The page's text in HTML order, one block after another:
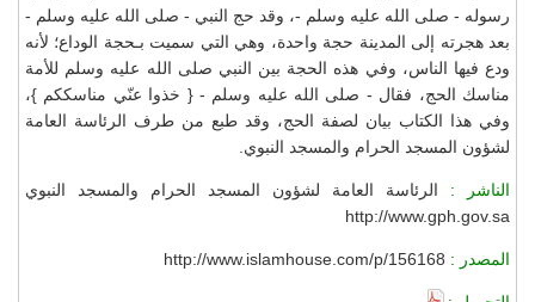
رسوله - صلى الله عليه وسلم -، وقد حج النبي - صلى الله عليه وسلم -
بعد هجرته إلى المدينة حجة واحدة، وهي التي سميت بـحجة الوداع؛ لأنه
ودع فيها الناس، وفي هذه الحجة بين النبي صلى الله عليه وسلم للأمة
مناسك الحج، فقال - صلى الله عليه وسلم - { خذوا عنّي مناسككم }،
وفي هذا الكتاب بيان لصفة الحج، وقد طبع من طرف الرئاسة العامة
لشؤون المسجد الحرام والمسجد النبوي.
الناشر : الرئاسة العامة لشؤون المسجد الحرام والمسجد النبوي
http://www.gph.gov.sa
المصدر : http://www.islamhouse.com/p/156168